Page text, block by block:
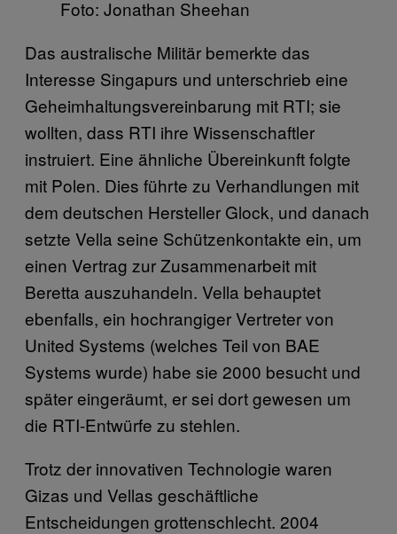
Foto: Jonathan Sheehan
Das australische Militär bemerkte das
Interesse Singapurs und unterschrieb eine
Geheimhaltungsvereinbarung mit RTI; sie
wollten, dass RTI ihre Wissenschaftler
instruiert. Eine ähnliche Übereinkunft folgte
mit Polen. Dies führte zu Verhandlungen mit
dem deutschen Hersteller Glock, und danach
setzte Vella seine Schützenkontakte ein, um
einen Vertrag zur Zusammenarbeit mit
Beretta auszuhandeln. Vella behauptet
ebenfalls, ein hochrangiger Vertreter von
United Systems (welches Teil von BAE
Systems wurde) habe sie 2000 besucht und
später eingeräumt, er sei dort gewesen um
die RTI-Entwürfe zu stehlen.
Trotz der innovativen Technologie waren
Gizas und Vellas geschäftliche
Entscheidungen grottenschlecht. 2004